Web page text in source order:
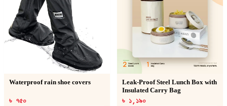
Waterproof rain shoe covers
৳ ৭৫০
Leak-Proof Steel Lunch Box with
Insulated Carry Bag
৳ ১,১৯০